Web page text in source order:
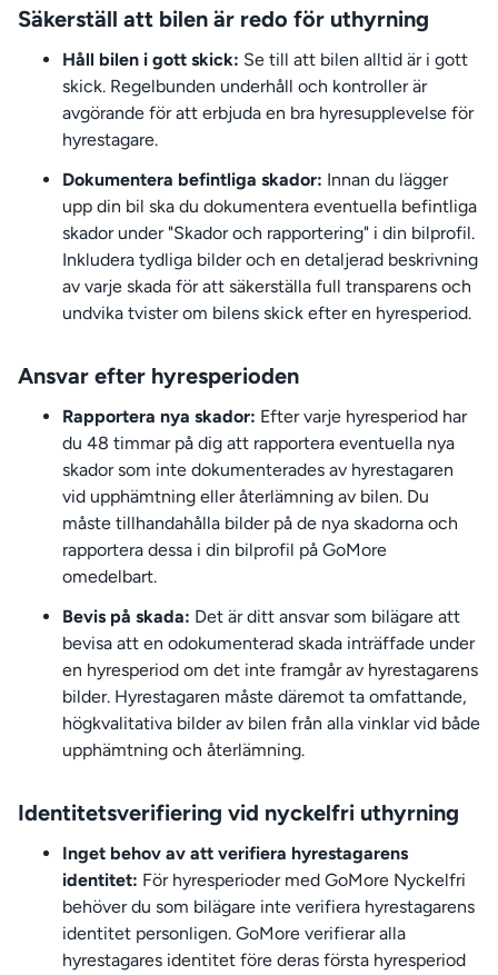
Säkerställ att bilen är redo för uthyrning
Håll bilen i gott skick: Se till att bilen alltid är i gott
skick. Regelbunden underhåll och kontroller är
avgörande för att erbjuda en bra hyresupplevelse för
hyrestagare.
Dokumentera befintliga skador: Innan du lägger
upp din bil ska du dokumentera eventuella befintliga
skador under "Skador och rapportering" i din bilprofil.
Inkludera tydliga bilder och en detaljerad beskrivning
av varje skada för att säkerställa full transparens och
undvika tvister om bilens skick efter en hyresperiod.
Ansvar efter hyresperioden
Rapportera nya skador: Efter varje hyresperiod har
du 48 timmar på dig att rapportera eventuella nya
skador som inte dokumenterades av hyrestagaren
vid upphämtning eller återlämning av bilen. Du
måste tillhandahålla bilder på de nya skadorna och
rapportera dessa i din bilprofil på GoMore
omedelbart.
Bevis på skada: Det är ditt ansvar som bilägare att
bevisa att en odokumenterad skada inträffade under
en hyresperiod om det inte framgår av hyrestagarens
bilder. Hyrestagaren måste däremot ta omfattande,
högkvalitativa bilder av bilen från alla vinklar vid både
upphämtning och återlämning.
Identitetsverifiering vid nyckelfri uthyrning
Inget behov av att verifiera hyrestagarens
identitet: För hyresperioder med GoMore Nyckelfri
behöver du som bilägare inte verifiera hyrestagarens
identitet personligen. GoMore verifierar alla
hyrestagares identitet före deras första hyresperiod